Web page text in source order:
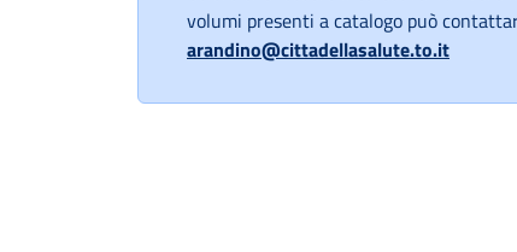
volumi presenti a catalogo può
arandino@cittadellasalute.to.it